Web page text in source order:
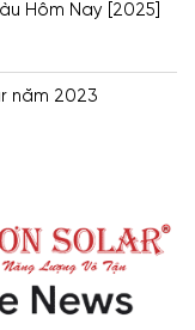
Hôm Nay [2025]
năm 2023